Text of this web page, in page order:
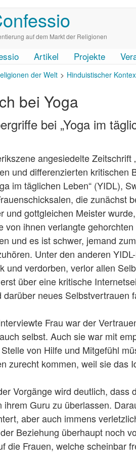
auf dem Markt der Religionen
Artikel Projekte
der Welt Hinduistischer
bei Yoga
bei „Yoga im
angesiedelte
und differenzierten kritischen
im täglichen Leben“ (YIDL),
die zunächst
und gottgleichen Meister
von ihnen verlangte
und es ist schwer, jemand
Unter den anderen
und verdorben, verlor allen
über eine kritische
darüber neues Selbstvertrauen
Frau war der
selbst. Auch sie war mit
von Hilfe und Mitgefühl
zurecht kommen, weil sie das
Vorgänge wird deutlich,
ihrem Guru zu überlassen.
aber auch immens
Beziehung überhaupt noch
die Frauen, welche scheinbar